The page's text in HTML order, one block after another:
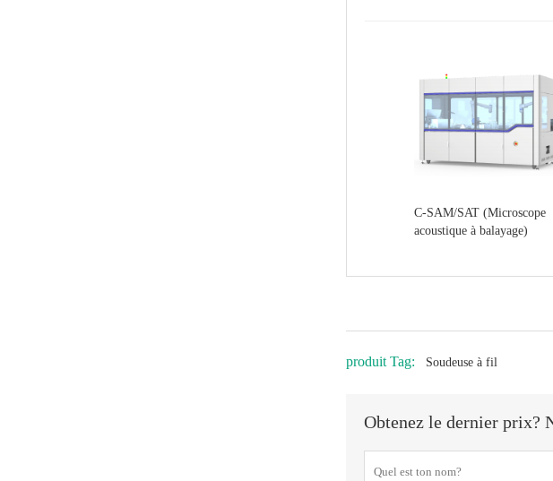
C-SAM/SAT (Microscope
acoustique à balayage)
produit Tag: Soudeuse à fil
Obtenez le dernier prix?